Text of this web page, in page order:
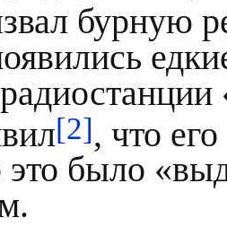
бурную
[2], что
это было